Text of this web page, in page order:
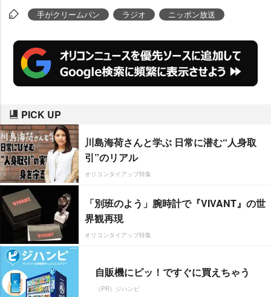
ソナリティー担当となる。
手がクリームパン ラジオ ニッポン放送
PICK UP
川島海荷さんと学ぶ 日常に潜む“人身取
引”のリアル
オリコンタイアップ特集
「別班のよう」腕時計で『VIVANT』の世
界観再現
オリコンタイアップ特集
自販機にピッ！ですぐに買えちゃう
（PR）ジハンピ